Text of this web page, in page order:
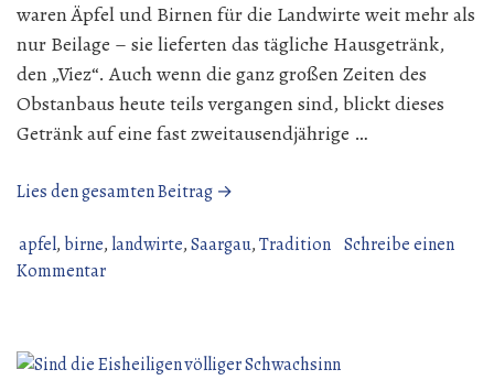
waren Äpfel und Birnen für die Landwirte weit mehr als
nur Beilage – sie lieferten das tägliche Hausgetränk,
den „Viez“. Auch wenn die ganz großen Zeiten des
Obstanbaus heute teils vergangen sind, blickt dieses
Getränk auf eine fast zweitausendjährige …
Lies den gesamten Beitrag →
Birnenblüten
apfel, birne, landwirte,Saargau,Tradition Schreibe einen
Kommentarzu
auf